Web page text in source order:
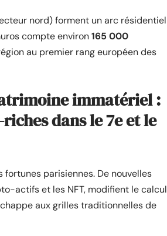
nord) forment un arc résidentiel
compte environ165 000
au premier rang européen des
immatériel :
dans le 7e et le
parisiennes. De nouvelles
actifs et les NFT, modifient le calcul
aux grilles traditionnelles de